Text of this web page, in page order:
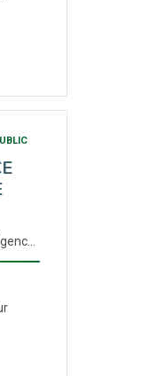
Développer ses compétences en intelligence artificielle pour optimiser ses pratiques de travail. Inscription auprès de votre conseiller Cap emploi ou France Travail.